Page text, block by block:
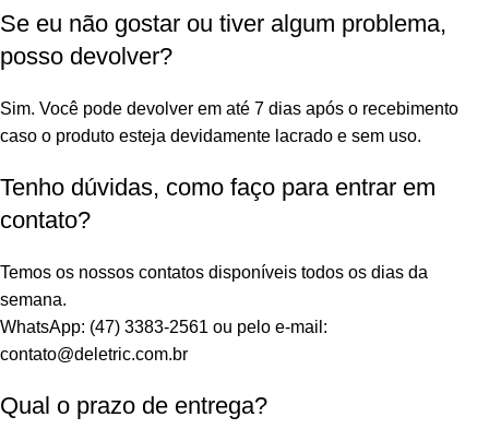
Se eu não gostar ou tiver algum problema,
posso devolver?
Sim. Você pode devolver em até 7 dias após o recebimento
caso o produto esteja devidamente lacrado e sem uso.
Tenho dúvidas, como faço para entrar em
contato?
Temos os nossos contatos disponíveis todos os dias da
semana.
WhatsApp: (47) 3383-2561 ou pelo e-mail:
contato@deletric.com.br
Qual o prazo de entrega?